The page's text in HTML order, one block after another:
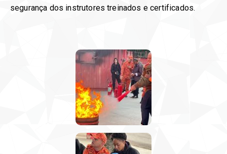
segurança dos instrutores treinados e certificados.